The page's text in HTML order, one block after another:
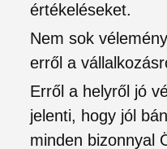
értékeléseket.
Nem sok
erről a
Erről a helyről jó
jelenti, hogy jól
minden bizonnyal